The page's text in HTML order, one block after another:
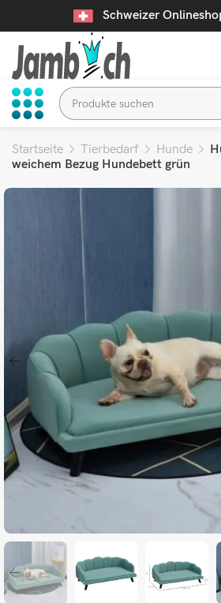
Schweizer
Startseite Tierbedarf Hunde
weichem Bezug Hundebett grün